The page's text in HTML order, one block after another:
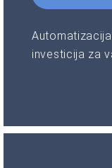
investicija za